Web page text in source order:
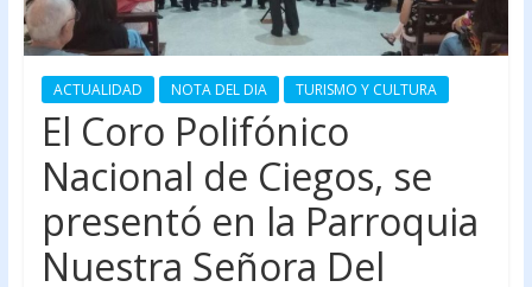
ACTUALIDAD NOTA DEL DIA TURISMO Y CULTURA
El Coro Polifónico
Nacional de Ciegos, se
presentó en la Parroquia
Nuestra Señora Del